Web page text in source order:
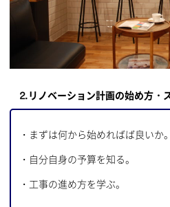
⒉リノベーション計画の始め方・
・まずは何から始めればば良いか。
・自分自身の予算を知る。
・工事の進め方を学ぶ。